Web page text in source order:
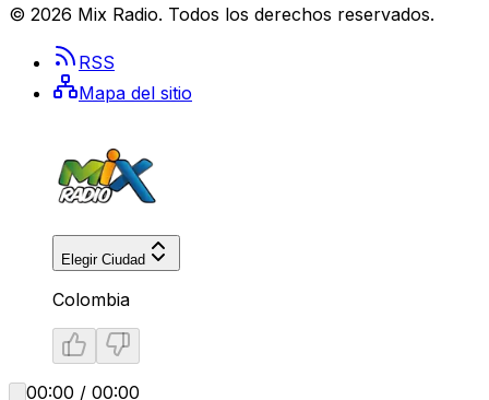
© 2026 Mix Radio. Todos los derechos reservados.
RSS
Mapa del sitio
Elegir Ciudad
Colombia
00:00 / 00:00